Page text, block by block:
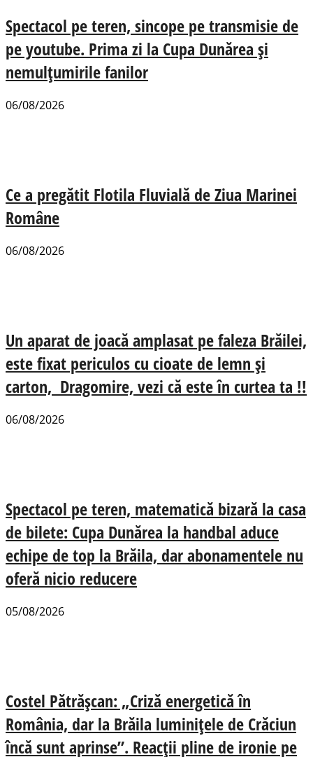
Spectacol pe teren, sincope pe transmisie de
pe youtube. Prima zi la Cupa Dunărea și
nemulțumirile fanilor
06/08/2026
Ce a pregătit Flotila Fluvială de Ziua Marinei
Române
06/08/2026
Un aparat de joacă amplasat pe faleza Brăilei,
este fixat periculos cu cioate de lemn și
carton, Dragomire, vezi că este în curtea ta !!
06/08/2026
Spectacol pe teren, matematică bizară la casa
de bilete: Cupa Dunărea la handbal aduce
echipe de top la Brăila, dar abonamentele nu
oferă nicio reducere
05/08/2026
Costel Pătrășcan: „Criză energetică în
România, dar la Brăila luminițele de Crăciun
încă sunt aprinse”. Reacții pline de ironie pe